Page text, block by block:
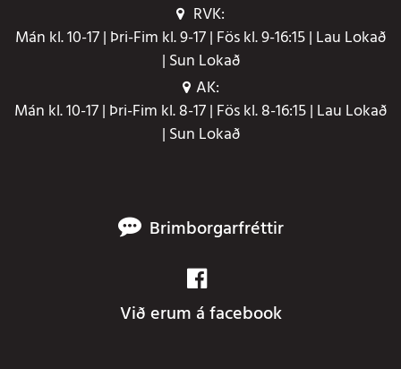
RVK:
Mán kl. 10-17 | Þri-Fim kl. 9-17 | Fös kl. 9-16:15 | Lau Lokað
| Sun Lokað
AK:
Mán kl. 10-17 | Þri-Fim kl. 8-17 | Fös kl. 8-16:15 | Lau Lokað
| Sun Lokað
Brimborgarfréttir
Við erum á facebook